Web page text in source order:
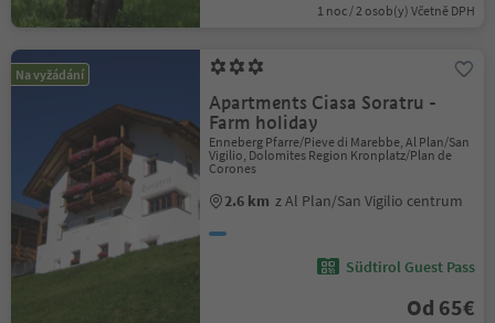
1 noc / 2 osob(y) Včetně DPH
Na vyžádání
Apartments Ciasa Soratru -
Farm holiday
Enneberg Pfarre/Pieve di Marebbe, Al Plan/San
Vigilio, Dolomites Region Kronplatz/Plan de
Corones
2.6 km z Al Plan/San Vigilio centrum
Südtirol Guest Pass
Od 65€